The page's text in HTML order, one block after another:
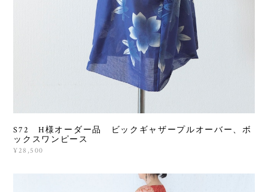
S72 H様オーダー品 ビックギャザープルオーバー、ボ
ックスワンピース
¥28,500